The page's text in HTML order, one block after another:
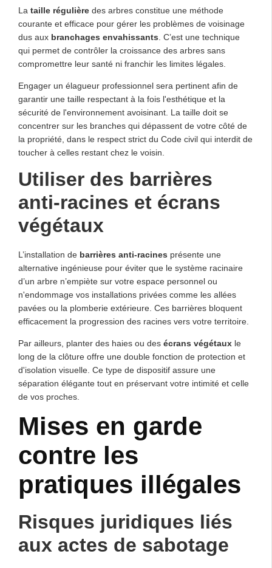
La taille régulière des arbres constitue une méthode
courante et efficace pour gérer les problèmes de voisinage
dus aux branchages envahissants . C’est une technique
qui permet de contrôler la croissance des arbres sans
compromettre leur santé ni franchir les limites légales.
Engager un élagueur professionnel sera pertinent afin de
garantir une taille respectant à la fois l'esthétique et la
sécurité de l'environnement avoisinant. La taille doit se
concentrer sur les branches qui dépassent de votre côté de
la propriété, dans le respect strict du Code civil qui interdit de
toucher à celles restant chez le voisin.
Utiliser des barrières
anti-racines et écrans
végétaux
L’installation de barrières anti-racines présente une
alternative ingénieuse pour éviter que le système racinaire
d’un arbre n’empiète sur votre espace personnel ou
n'endommage vos installations privées comme les allées
pavées ou la plomberie extérieure. Ces barrières bloquent
efficacement la progression des racines vers votre territoire.
Par ailleurs, planter des haies ou des écrans végétaux le
long de la clôture offre une double fonction de protection et
d'isolation visuelle. Ce type de dispositif assure une
séparation élégante tout en préservant votre intimité et celle
de vos proches.
Mises en garde
contre les
pratiques illégales
Risques juridiques liés
aux actes de sabotage